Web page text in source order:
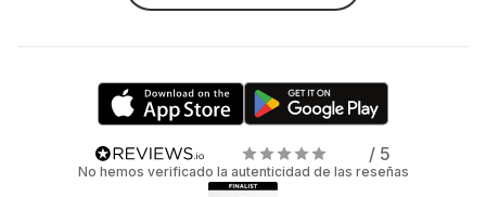
/ 5
No hemos verificado la autenticidad de las reseñas